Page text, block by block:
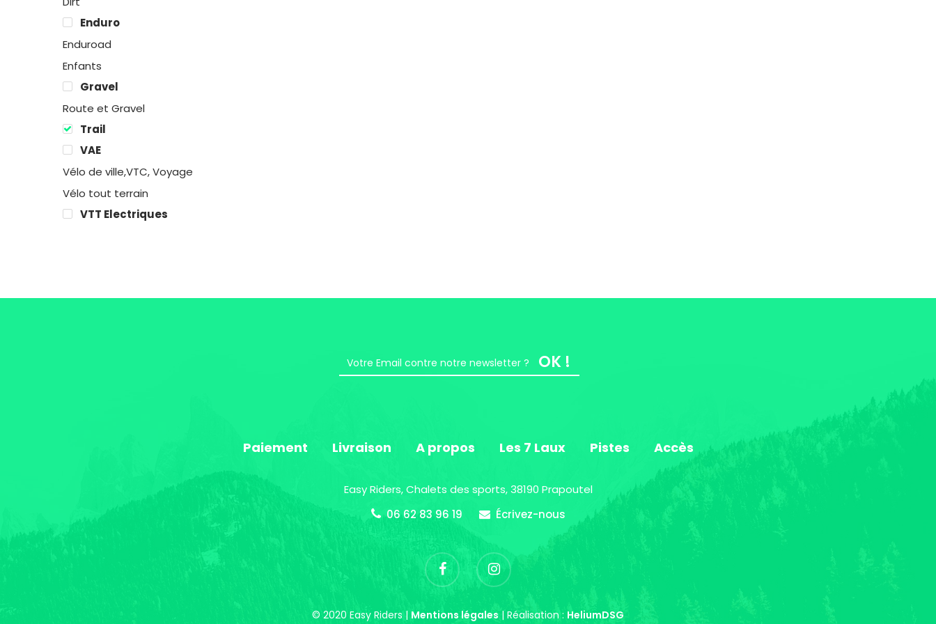
Enduro
Enduroad
Enfants
Gravel
Route et Gravel
Trail
VAE
Vélo de ville,VTC, Voyage
Vélo tout terrain
VTT Electriques
OK !
Paiement Livraison A propos Les 7 Laux Pistes Accès
Easy Riders, Chalets des sports, 38190 Prapoutel
06 62 83 96 19
Écrivez-nous
© 2020 Easy Riders | Mentions légales | Réalisation : HeliumDSG